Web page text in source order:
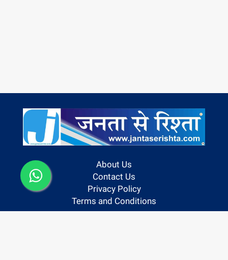
About Us
Contact Us
Privacy Policy
Terms and Conditions